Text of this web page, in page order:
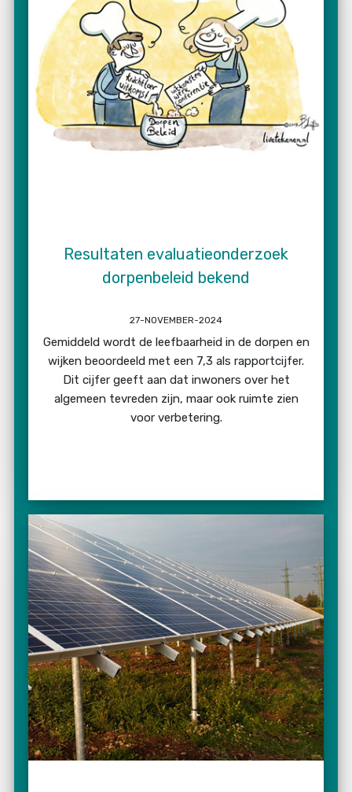
Resultaten evaluatieonderzoek
dorpenbeleid bekend
27-NOVEMBER-2024
Gemiddeld wordt de leefbaarheid in de dorpen en
wijken beoordeeld met een 7,3 als rapportcijfer.
Dit cijfer geeft aan dat inwoners over het
algemeen tevreden zijn, maar ook ruimte zien
voor verbetering.